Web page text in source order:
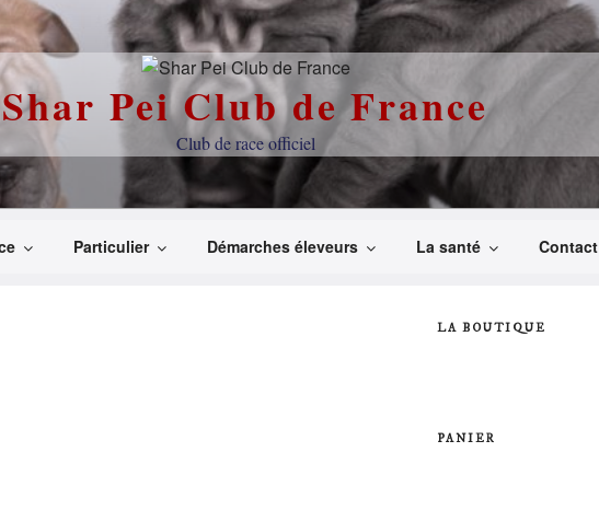
Shar Pei Club de France
Club de race officiel
Particulier Démarches éleveurs La santé Contact
LA BOUTIQUE
PANIER